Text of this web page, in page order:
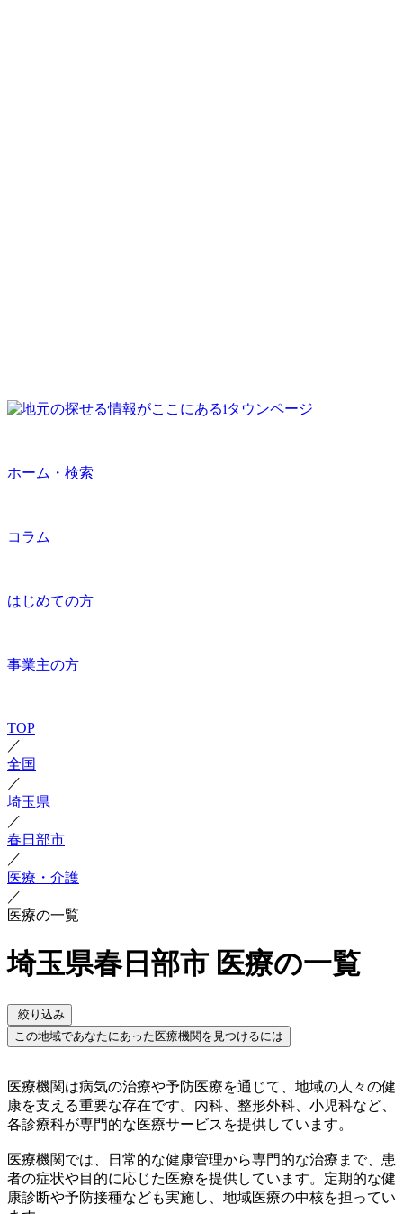
ホーム・検索
コラム
はじめての方
事業主の方
TOP
／
全国
／
埼玉県
／
春日部市
／
医療・介護
／
医療の一覧
埼玉県春日部市 医療の一覧
絞り込み
この地域であなたにあった医療機関を見つけるには
医療機関は病気の治療や予防医療を通じて、地域の人々の健
康を支える重要な存在です。内科、整形外科、小児科など、
各診療科が専門的な医療サービスを提供しています。
医療機関では、日常的な健康管理から専門的な治療まで、患
者の症状や目的に応じた医療を提供しています。定期的な健
康診断や予防接種なども実施し、地域医療の中核を担ってい